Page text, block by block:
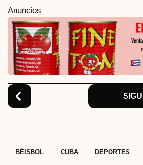
Anuncios
i
n
a
o
n
BÉISBOL CUBA DEPORTES